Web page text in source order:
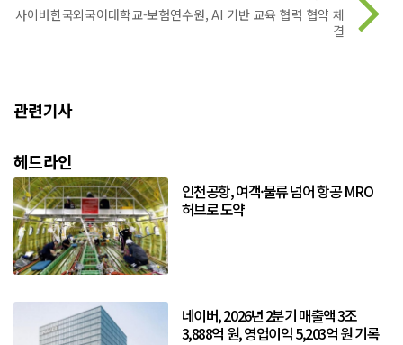
사이버한국외국어대학교-보험연수원, AI 기반 교육 협력 협약 체
결
관련기사
헤드라인
인천공항, 여객·물류 넘어 항공 MRO
허브로 도약
네이버, 2026년 2분기 매출액 3조
3,888억 원, 영업이익 5,203억 원 기록